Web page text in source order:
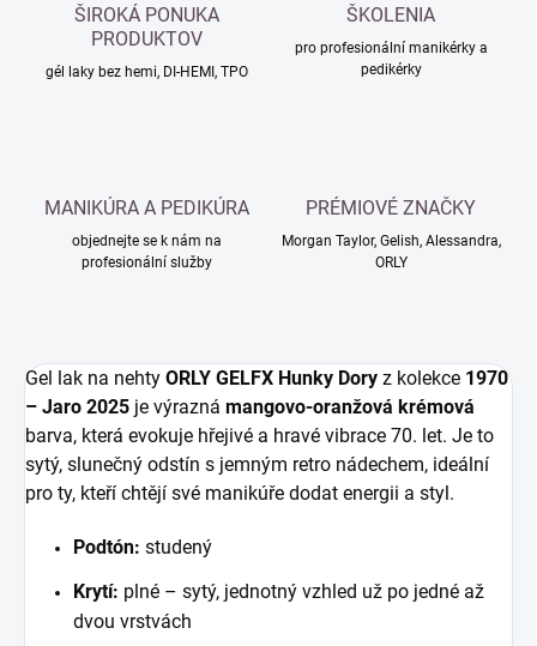
ŠIROKÁ PONUKA
PRODUKTOV
gél laky bez hemi, DI-HEMI, TPO
ŠKOLENIA
pro profesionální manikérky a
pedikérky
MANIKÚRA A PEDIKÚRA
objednejte se k nám na
profesionální služby
PRÉMIOVÉ ZNAČKY
Morgan Taylor, Gelish, Alessandra,
ORLY
Gel lak na nehty ORLY GELFX Hunky Dory z kolekce 1970
– Jaro 2025 je výrazná mangovo-oranžová krémová
barva, která evokuje hřejivé a hravé vibrace 70. let. Je to
sytý, slunečný odstín s jemným retro nádechem, ideální
pro ty, kteří chtějí své manikúře dodat energii a styl.
Podtón: studený
Krytí: plné – sytý, jednotný vzhled už po jedné až
dvou vrstvách